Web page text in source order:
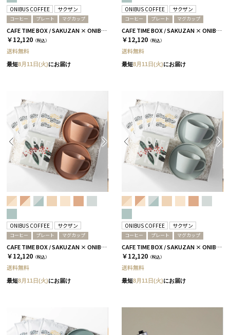
ONIBUS COFFEE サクザン
コーヒー プレート マグカップ
CAFE TIME BOX / SAKUZAN × ONIBUS COFFEE / テラコッタ＆コーラルベージュ
￥12,120 （税込）
送料無料
最短8月11日(火)にお届け
ONIBUS COFFEE サクザン
コーヒー プレート マグカップ
CAFE TIME BOX / SAKUZAN × ONIBUS COFFEE / グレージュ＆コーラルベージュ
￥12,120 （税込）
送料無料
最短8月11日(火)にお届け
ONIBUS COFFEE サクザン
コーヒー プレート マグカップ
CAFE TIME BOX / SAKUZAN × ONIBUS COFFEE / テラコッタ
￥12,120 （税込）
送料無料
最短8月11日(火)にお届け
ONIBUS COFFEE サクザン
コーヒー プレート マグカップ
CAFE TIME BOX / SAKUZAN × ONIBUS COFFEE / スカイブルー
￥12,120 （税込）
送料無料
最短8月11日(火)にお届け